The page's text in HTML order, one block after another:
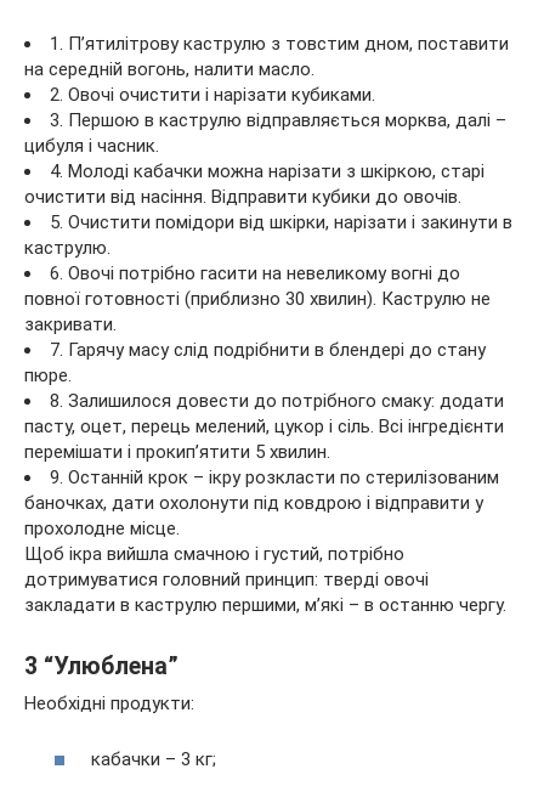
1. П’ятилітрову каструлю з товстим дном, поставити
на середній вогонь, налити масло.
2. Овочі очистити і нарізати кубиками.
3. Першою в каструлю відправляється морква, далі –
цибуля і часник.
4. Молоді кабачки можна нарізати з шкіркою, старі
очистити від насіння. Відправити кубики до овочів.
5. Очистити помідори від шкірки, нарізати і закинути в
каструлю.
6. Овочі потрібно гасити на невеликому вогні до
повної готовності (приблизно 30 хвилин). Каструлю не
закривати.
7. Гарячу масу слід подрібнити в блендері до стану
пюре.
8. Залишилося довести до потрібного смаку: додати
пасту, оцет, перець мелений, цукор і сіль. Всі інгредієнти
перемішати і прокип’ятити 5 хвилин.
9. Останній крок – ікру розкласти по стерилізованим
баночках, дати охолонути під ковдрою і відправити у
прохолодне місце.
Щоб ікра вийшла смачною і густий, потрібно
дотримуватися головний принцип: тверді овочі
закладати в каструлю першими, м’які – в останню чергу.
3 “Улюблена”
Необхідні продукти:
кабачки – 3 кг;